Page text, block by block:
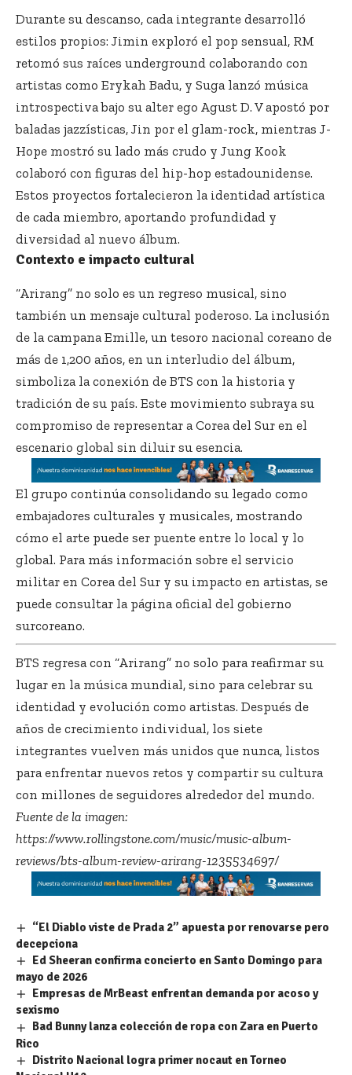
Durante su descanso, cada integrante desarrolló
estilos propios: Jimin exploró el pop sensual, RM
retomó sus raíces underground colaborando con
artistas como Erykah Badu, y Suga lanzó música
introspectiva bajo su alter ego Agust D. V apostó por
baladas jazzísticas, Jin por el glam-rock, mientras J-
Hope mostró su lado más crudo y Jung Kook
colaboró con figuras del hip-hop estadounidense.
Estos proyectos fortalecieron la identidad artística
de cada miembro, aportando profundidad y
diversidad al nuevo álbum.
Contexto e impacto cultural
“Arirang” no solo es un regreso musical, sino
también un mensaje cultural poderoso. La inclusión
de la campana Emille, un tesoro nacional coreano de
más de 1,200 años, en un interludio del álbum,
simboliza la conexión de BTS con la historia y
tradición de su país. Este movimiento subraya su
compromiso de representar a Corea del Sur en el
escenario global sin diluir su esencia.
El grupo continúa consolidando su legado como
embajadores culturales y musicales, mostrando
cómo el arte puede ser puente entre lo local y lo
global. Para más información sobre el servicio
militar en Corea del Sur y su impacto en artistas, se
puede consultar la página oficial del gobierno
surcoreano.
BTS regresa con “Arirang” no solo para reafirmar su
lugar en la música mundial, sino para celebrar su
identidad y evolución como artistas. Después de
años de crecimiento individual, los siete
integrantes vuelven más unidos que nunca, listos
para enfrentar nuevos retos y compartir su cultura
con millones de seguidores alrededor del mundo.
Fuente de la imagen:
https://www.rollingstone.com/music/music-album-
reviews/bts-album-review-arirang-1235534697/
“El Diablo viste de Prada 2” apuesta por renovarse pero
decepciona
Ed Sheeran confirma concierto en Santo Domingo para
mayo de 2026
Empresas de MrBeast enfrentan demanda por acoso y
sexismo
Bad Bunny lanza colección de ropa con Zara en Puerto
Rico
Distrito Nacional logra primer nocaut en Torneo